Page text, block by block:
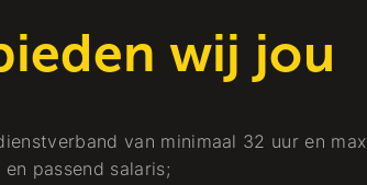
wij jou
van minimaal 32 uur en
en passend salaris;